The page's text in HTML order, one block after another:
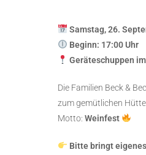
Samstag, 26.
Beginn: 17:00 Uhr
Geräteschuppen
Die Familien Beck &
zum gemütlichen
Motto: Weinfest
Bitte bringt